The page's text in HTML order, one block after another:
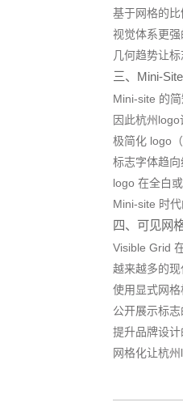
基于网格的
视觉体系更强
几何趋势让
三、Mini-
Mini-site 的
因此杭州logo
极简化 logo
标志字体趋
logo 在全白
Mini-site 时代
四、可见网
Visible Grid
越来越多的现
使用显式网格
公开展示标
提升品牌设计
网格化让杭